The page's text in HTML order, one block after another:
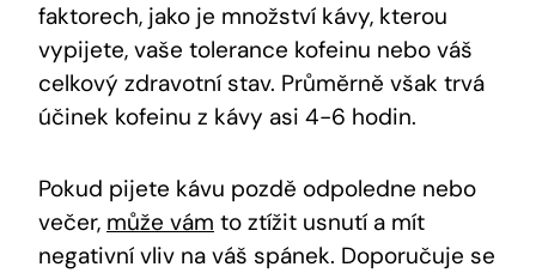
faktorech, jako je množství kávy,⁣ kterou
vypijete, vaše tolerance ⁢kofeinu nebo váš
celkový zdravotní stav.⁤ Průměrně‍ však ‌trvá
‌účinek‍ kofeinu z ‍kávy asi 4-6⁤ hodin.
Pokud pijete kávu pozdě ⁣odpoledne nebo​
večer, může vám ‍ to⁤ ztížit usnutí a​ mít
⁢negativní vliv‍ na váš spánek. ⁢Doporučuje se